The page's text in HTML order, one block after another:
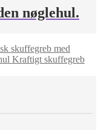
nøglehul.
skuffegreb med
Kraftigt skuffegreb